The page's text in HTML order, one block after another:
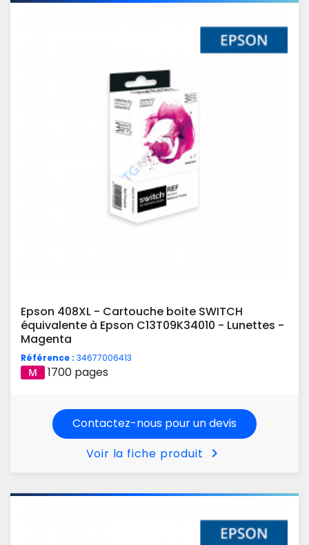
Epson 408XL - Cartouche boite SWITCH
équivalente à Epson C13T09K34010 - Lunettes -
Magenta
Référence : 34677006413
1700 pages
Contactez-nous pour un devis
Voir la fiche produit
chevron_right